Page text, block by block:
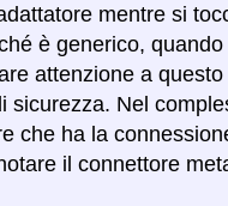
mentre si
è generico, quando
attenzione a questo
sicurezza. Nel
che ha la
il connettore